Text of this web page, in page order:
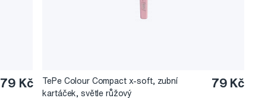
79 Kč
TePe Colour Compact x-soft, zubní
kartáček, světle růžový
79 Kč